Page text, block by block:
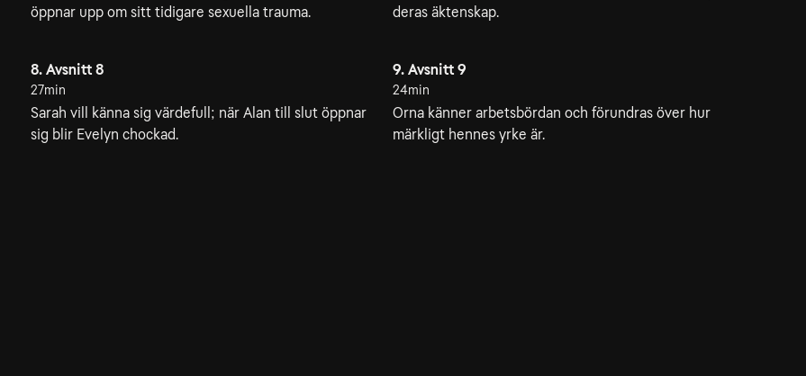
öppnar upp om sitt tidigare sexuella trauma.
deras äktenskap.
8. Avsnitt 8
27min
Sarah vill känna sig värdefull; när Alan till slut öppnar
sig blir Evelyn chockad.
9. Avsnitt 9
24min
Orna känner arbetsbördan och förundras över hur
märkligt hennes yrke är.